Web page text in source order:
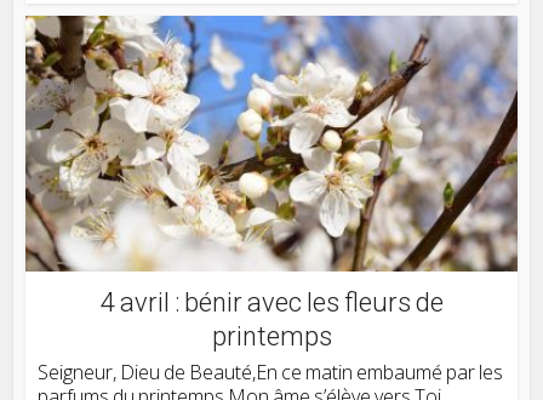
4 avril : bénir avec les fleurs de
printemps
Seigneur, Dieu de Beauté,En ce matin embaumé par les